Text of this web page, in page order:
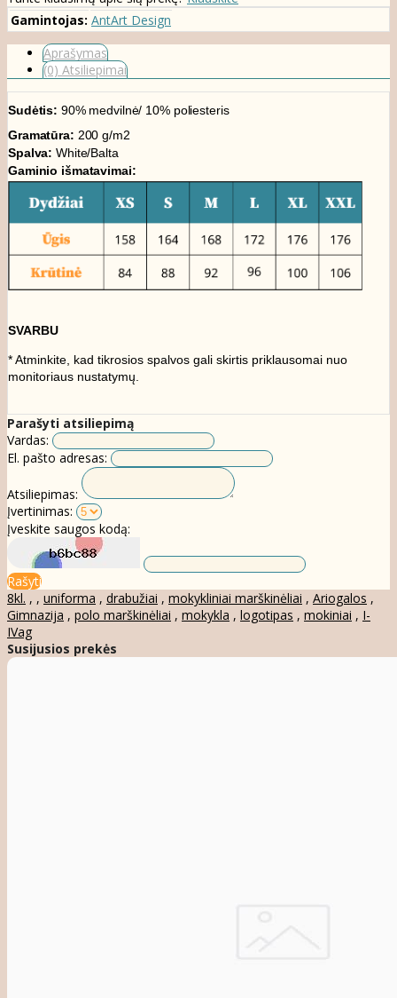
Gamintojas: AntArt Design
Aprašymas
(0) Atsiliepimai
Sudėtis: 90% medvilnė/ 10% poliesteris
Gramatūra: 200 g/m2
Spalva: White/Balta
Gaminio išmatavimai:
SVARBU
* Atminkite, kad tikrosios spalvos gali skirtis priklausomai nuo
monitoriaus nustatymų.
Parašyti atsiliepimą
Vardas:
El. pašto adresas:
Atsiliepimas:
Įvertinimas:
Įveskite saugos kodą:
Rašyti
8kl. , , uniforma , drabužiai , mokykliniai marškinėliai , Ariogalos ,
Gimnazija , polo marškinėliai , mokykla , logotipas , mokiniai , I-
IVag
Susijusios prekės